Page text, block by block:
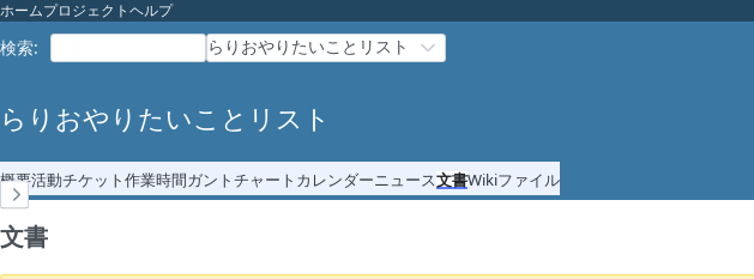
ホームプロジェクトヘルプ
検索: らりおやりたいことリスト
らりおやりたいことリスト
概要活動チケット作業時間ガントチャート カレンダーニュース文書Wikiファイル
文書